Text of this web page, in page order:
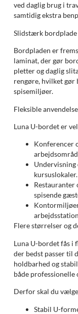
ved daglig brug i
samtidig ekstra
Slidstærk bordplade
Bordpladen er
laminat, der gør
pletter og daglig
rengøre, hvilket gør
spisemiljøer.
Fleksible
Luna U-bordet er
Konferencer
Undervisning
kursuslokaler.
Restauranter
spisende
Flere størrelser og
Luna U-bordet fås i
der bedst passer til
holdbarhed og
både
Derfor skal du
Stabil U-